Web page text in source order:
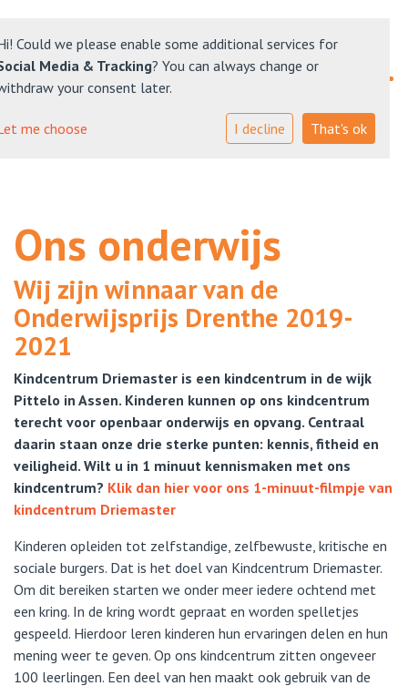
Nieuws
Ouders
Contact
Ons onderwijs
Wij zijn winnaar van de
Onderwijsprijs Drenthe 2019-
2021
Kindcentrum Driemaster is een kindcentrum in de wijk
Pittelo in Assen. Kinderen kunnen op ons kindcentrum
terecht voor openbaar onderwijs en opvang. Centraal
daarin staan onze drie sterke punten: kennis, fitheid en
veiligheid. Wilt u in 1 minuut kennismaken met ons
kindcentrum? Klik dan hier voor ons 1-minuut-filmpje van
kindcentrum Driemaster
Kinderen opleiden tot zelfstandige, zelfbewuste, kritische en
sociale burgers. Dat is het doel van Kindcentrum Driemaster.
Om dit bereiken starten we onder meer iedere ochtend met
een kring. In de kring wordt gepraat en worden spelletjes
gespeeld. Hierdoor leren kinderen hun ervaringen delen en hun
mening weer te geven. Op ons kindcentrum zitten ongeveer
100 leerlingen. Een deel van hen maakt ook gebruik van de
Could we please enable some additional services for
Media & Tracking? You can always change or
your consent later.
me choose I decline That's ok